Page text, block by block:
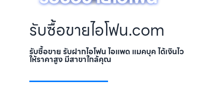
รับซื้อขายไอโฟน.com
รับซื้อขาย รับฝากไอโฟน ไอแพด แมคบุค ได้เงินไว
ให้ราคาสูง มีสาขาใกล้คุณ